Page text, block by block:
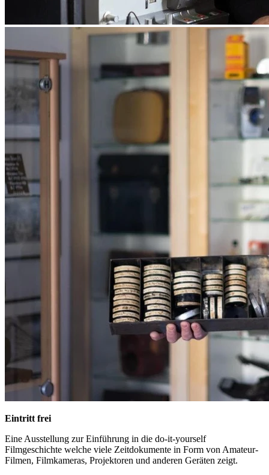
Eintritt frei
Eine Ausstellung zur Einführung in die do-it-yourself
Filmgeschichte welche viele Zeitdokumente in Form von Amateur-
Filmen, Filmkameras, Projektoren und anderen Geräten zeigt.